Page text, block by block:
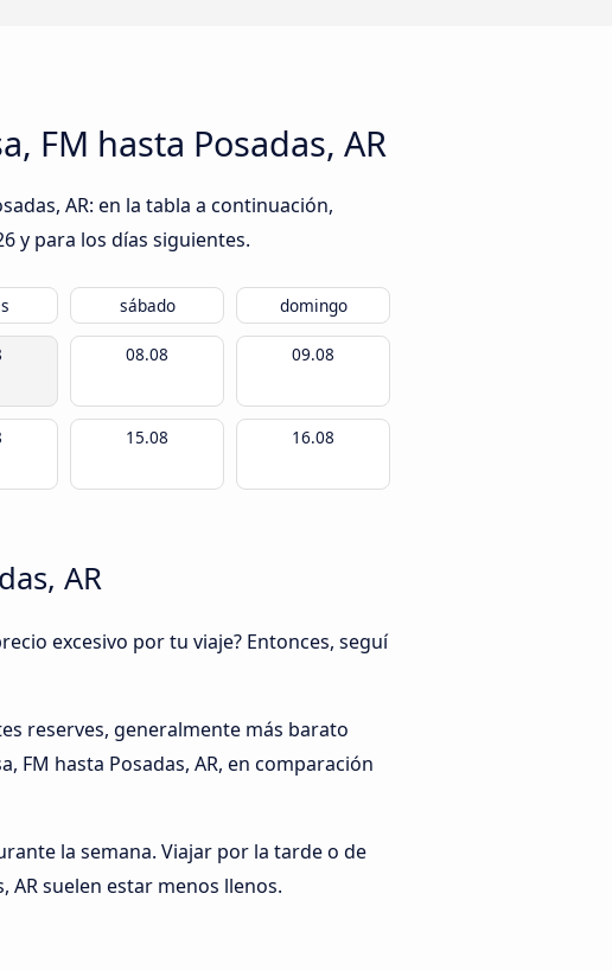
FM hasta Posadas, AR
AR: en la tabla a continuación,
y para los días siguientes.
sábado domingo
08.08 09.08
15.08 16.08
AR
excesivo por tu viaje? Entonces, seguí
reserves, generalmente más barato
FM hasta Posadas, AR, en comparación
la semana. Viajar por la tarde o de
AR suelen estar menos llenos.